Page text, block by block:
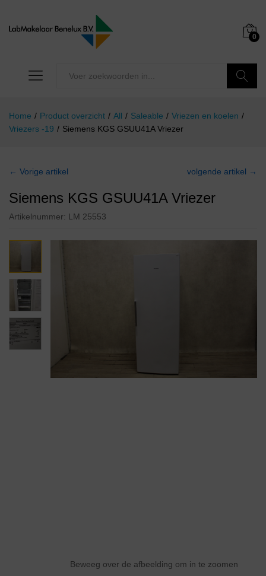
0
Home / Product overzicht / All / Saleable / Vriezen en koelen /
Vriezers -19 / Siemens KGS GSUU41A Vriezer
← Vorige artikel volgende artikel →
Siemens KGS GSUU41A Vriezer
Artikelnummer: LM 25553
Beweeg over de afbeelding om in te zoomen